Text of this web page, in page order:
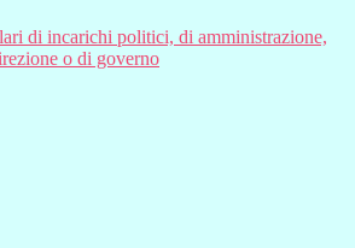
di incarichi politici, di amministrazione,
o di governo